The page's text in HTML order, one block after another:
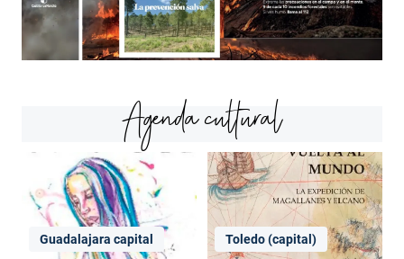
Agenda cultural
Guadalajara capital Toledo (capital)